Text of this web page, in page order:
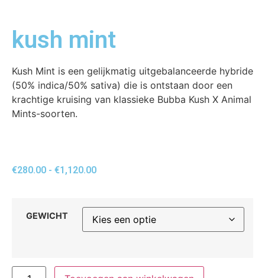
kush mint
Kush Mint is een gelijkmatig uitgebalanceerde hybride
(50% indica/50% sativa) die is ontstaan ​​door een
krachtige kruising van klassieke Bubba Kush X Animal
Mints-soorten.
€280.00 - €1,120.00
GEWICHT